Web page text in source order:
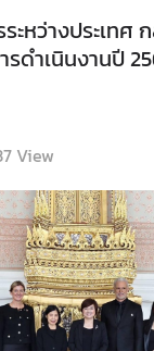
หว่างประเทศ
รดำเนินงานปี
View